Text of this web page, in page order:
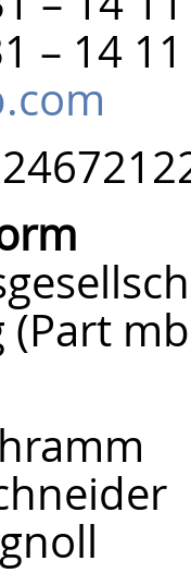
– 14